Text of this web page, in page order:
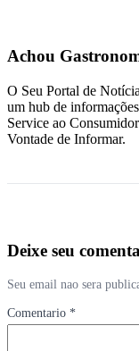
Achou
O Seu Portal de
um hub de
Service ao
Vontade de Informar.
Deixe seu
Seu email nao sera
Comentario *